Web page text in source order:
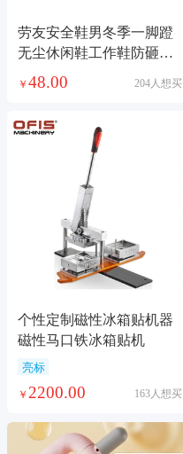
劳友安全鞋男冬季一脚蹬
无尘休闲鞋工作鞋防砸穿
车间防护鞋劳保鞋
￥ 48.00 204人想买
个性定制磁性冰箱贴机器
磁性马口铁冰箱贴机
亮标
￥ 2200.00 163人想买